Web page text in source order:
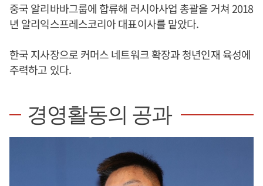
중국 알리바바그룹에 합류해 러시아사업 총괄을 거쳐 2018
년 알리익스프레스코리아 대표이사를 맡았다.
한국 지사장으로 커머스 네트워크 확장과 청년인재 육성에
주력하고 있다.
경영활동의 공과